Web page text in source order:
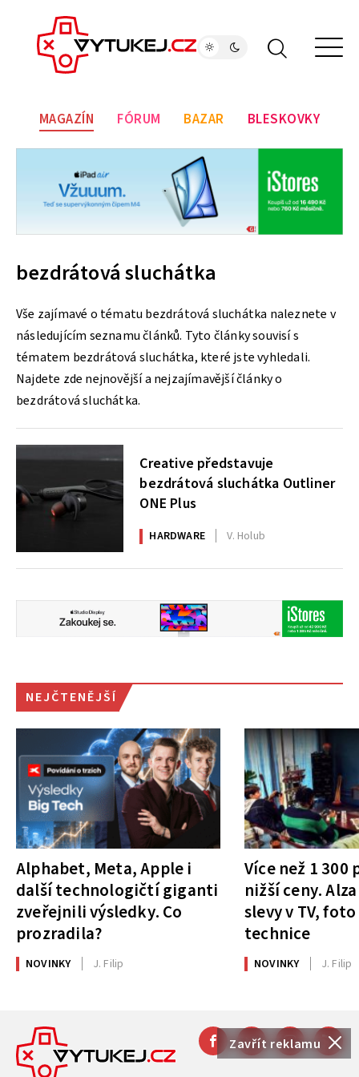
Zavřít reklamu
MAGAZÍN FÓRUM BAZAR BLESKOVKY
bezdrátová sluchátka
Vše zajímavé o tématu bezdrátová sluchátka naleznete v
následujícím seznamu článků. Tyto články souvisí s
tématem bezdrátová sluchátka, které jste vyhledali.
Najdete zde nejnovější a nejzajímavější články o
bezdrátová sluchátka.
Creative představuje
bezdrátová sluchátka Outliner
ONE Plus
HARDWARE V. Holub
NEJČTENĚJŠÍ
Alphabet, Meta, Apple i
další technologičtí giganti
zveřejnili výsledky. Co
prozradila?
NOVINKY J. Filip
Více než 1
nižší ceny.
slevy v TV,
technice
NOVINKY J. Filip